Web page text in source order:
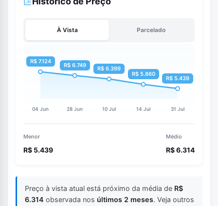
À Vista Parcelado
Menor
R$ 5.439
Médio
R$ 6.314
Preço à vista atual está próximo da média de R$
6.314 observada nos últimos 2 meses. Veja outros